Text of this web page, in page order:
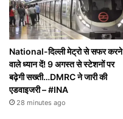
National-दिल्ली मेट्रो से सफर करने
वाले ध्यान दें! 9 अगस्त से स्टेशनों पर
बढ़ेगी सख्ती…DMRC ने जारी की
एडवाइजरी – #INA
28 minutes ago